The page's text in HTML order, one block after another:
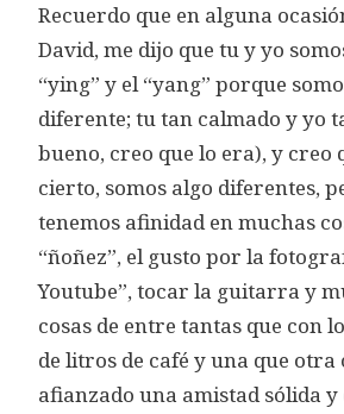
Recuerdo que en alguna
David, me dijo que tu y yo
“ying” y el “yang” porque
diferente; tu tan calmado y yo
bueno, creo que lo era), y creo
cierto, somos algo diferentes,
tenemos afinidad en muchas
“ñoñez”, el gusto por la
Youtube”, tocar la guitarra y
cosas de entre tantas que con
de litros de café y una que otra
afianzado una amistad sólida